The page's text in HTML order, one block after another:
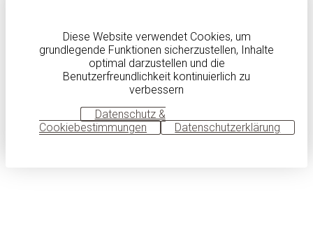
Diese Website verwendet Cookies, um
grundlegende Funktionen sicherzustellen, Inhalte
optimal darzustellen und die
Benutzerfreundlichkeit kontinuierlich zu
verbessern
Datenschutz &
Cookiebestimmungen
Datenschutzerklärung